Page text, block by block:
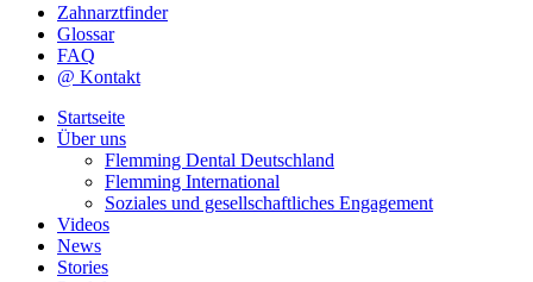
Zahnarztfinder
Glossar
FAQ
@ Kontakt
Startseite
Über uns
Flemming Dental Deutschland
Flemming International
Soziales und gesellschaftliches Engagement
Videos
News
Stories